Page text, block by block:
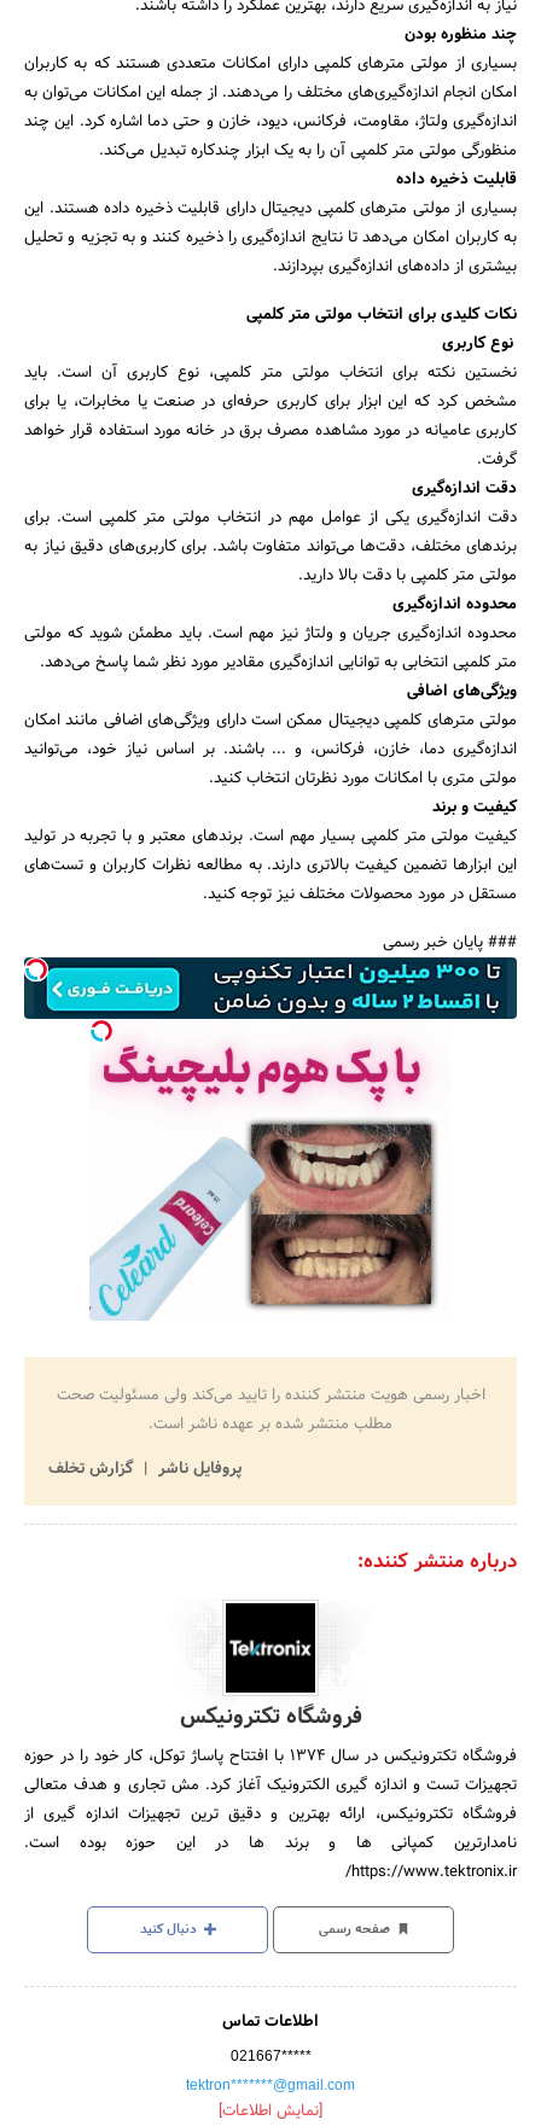
نیاز به اندازه‌گیری سریع دارند، بهترین عملکرد را داشته باشند.
چند منظوره بودن
بسیاری از مولتی مترهای کلمپی دارای امکانات متعددی هستند که به کاربران
امکان انجام اندازه‌گیری‌های مختلف را می‌دهند. از جمله این امکانات می‌توان به
اندازه‌گیری ولتاژ، مقاومت، فرکانس، دیود، خازن و حتی دما اشاره کرد. این چند
منظورگی مولتی متر کلمپی آن را به یک ابزار چندکاره تبدیل می‌کند.
قابلیت ذخیره داده
بسیاری از مولتی مترهای کلمپی دیجیتال دارای قابلیت ذخیره داده هستند. این
به کاربران امکان می‌دهد تا نتایج اندازه‌گیری را ذخیره کنند و به تجزیه و تحلیل
بیشتری از داده‌های اندازه‌گیری بپردازند.
نکات کلیدی برای انتخاب مولتی متر کلمپی
نوع کاربری
نخستین نکته برای انتخاب مولتی متر کلمپی، نوع کاربری آن است. باید
مشخص کرد که این ابزار برای کاربری حرفه‌ای در صنعت یا مخابرات، یا برای
کاربری عامیانه در مورد مشاهده مصرف برق در خانه مورد استفاده قرار خواهد
گرفت.
دقت اندازه‌گیری
دقت اندازه‌گیری یکی از عوامل مهم در انتخاب مولتی متر کلمپی است. برای
برندهای مختلف، دقت‌ها می‌تواند متفاوت باشد. برای کاربری‌های دقیق نیاز به
مولتی متر کلمپی با دقت بالا دارید.
محدوده اندازه‌گیری
محدوده اندازه‌گیری جریان و ولتاژ نیز مهم است. باید مطمئن شوید که مولتی
متر کلمپی انتخابی به توانایی اندازه‌گیری مقادیر مورد نظر شما پاسخ می‌دهد.
ویژگی‌های اضافی
مولتی مترهای کلمپی دیجیتال ممکن است دارای ویژگی‌های اضافی مانند امکان
اندازه‌گیری دما، خازن، فرکانس، و ... باشند. بر اساس نیاز خود، می‌توانید
مولتی متری با امکانات مورد نظرتان انتخاب کنید.
کیفیت و برند
کیفیت مولتی متر کلمپی بسیار مهم است. برندهای معتبر و با تجربه در تولید
این ابزارها تضمین کیفیت بالاتری دارند. به مطالعه نظرات کاربران و تست‌های
مستقل در مورد محصولات مختلف نیز توجه کنید.
### پایان خبر رسمی
اخبار رسمی هویت منتشر کننده را تایید می‌کند ولی مسئولیت صحت
مطلب منتشر شده بر عهده ناشر است.
پروفایل ناشر
گزارش تخلف
درباره منتشر کننده:
فروشگاه تکترونیکس
فروشگاه تکترونیکس در سال 1374 با افتتاح پاساژ توکل، کار خود را در حوزه
تجهیزات تست و اندازه گیری الکترونیک آغاز کرد. مش تجاری و هدف متعالی
فروشگاه تکترونیکس، ارائه بهترین و دقیق ترین تجهیزات اندازه گیری از
نامدارترین کمپانی ها و برند ها در این حوزه بوده است.
https://www.tektronix.ir/
صفحه رسمی دنبال کنید
اطلاعات تماس
021667*****
tektron*******@gmail.com
[نمایش اطلاعات]